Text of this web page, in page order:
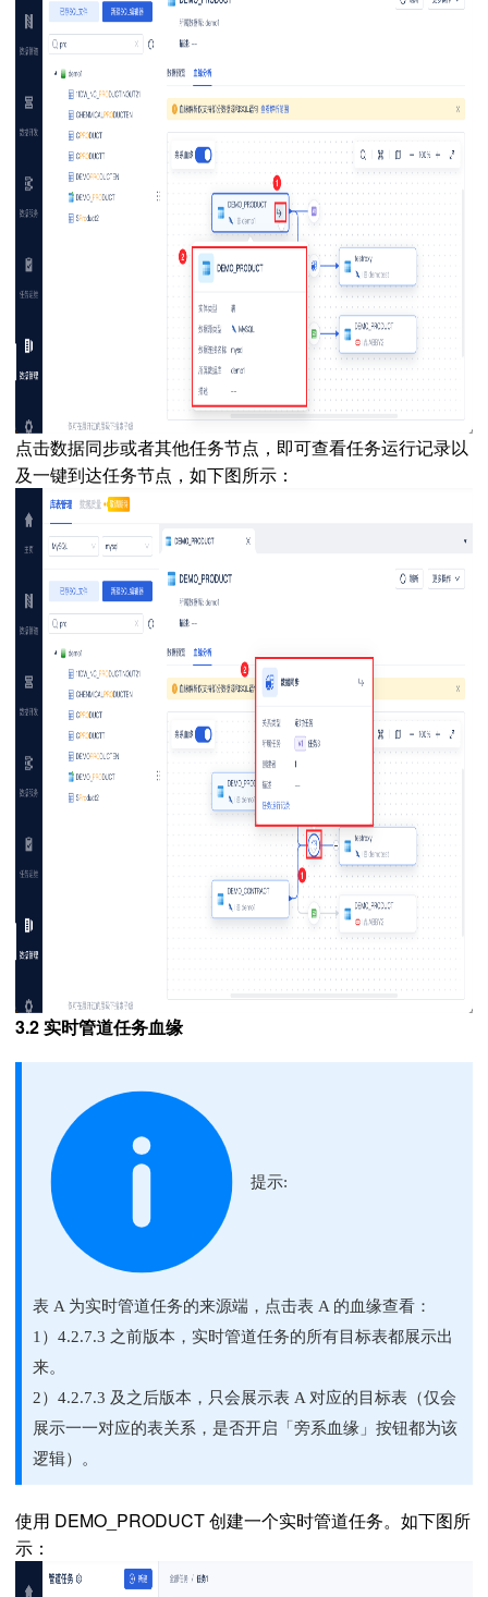
点击数据同步或者其他任务节点，即可查看任务运行记录以
及一键到达任务节点，如下图所示：
3.2 实时管道任务血缘
提示:
表 A 为实时管道任务的来源端，点击表 A 的血缘查看：
1） 4.2.7.3 之前版本， 实时管道任务的所有目标表都展示出
来。
2）4.2.7.3 及之后版本，只会展示表 A 对应的目标表（仅会
展示一一对应的表关系，是否开启「旁系血缘 」 按钮都为该
逻辑）。
使用 DEMO_PRODUCT 创建一个实时管道任务。如下图所
示：